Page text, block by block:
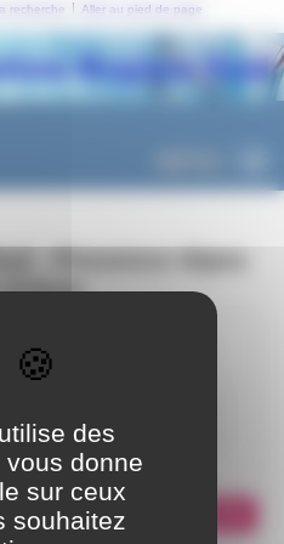
des
donne
sur ceux
souhaitez
recherche | Aller au pied de page
- Provence Alpes
l’adresse email associée à